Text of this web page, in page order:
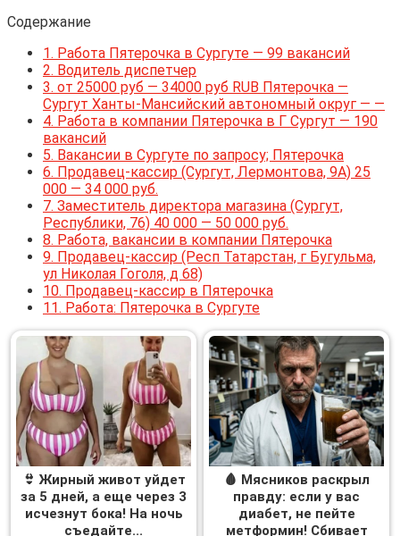
Содержание
1. Работа Пятерочка в Сургуте — 99 вакансий
2. Водитель диспетчер
3. от 25000 руб — 34000 руб RUB Пятерочка —
Сургут Ханты-Мансийский автономный округ — —
4. Работа в компании Пятерочка в Г Сургут — 190
вакансий
5. Вакансии в Сургуте по запросу; Пятерочка
6. Продавец-кассир (Сургут, Лермонтова, 9А) 25
000 — 34 000 руб.
7. Заместитель директора магазина (Сургут,
Республики, 76) 40 000 — 50 000 руб.
8. Работа, вакансии в компании Пятерочка
9. Продавец-кассир (Респ Татарстан, г Бугульма,
ул Николая Гоголя, д 68)
10. Продавец-кассир в Пятерочка
11. Работа: Пятерочка в Сургуте
👙 Жирный живот уйдет
за 5 дней, а еще через 3
исчезнут бока! На ночь
съедайте...
🩸 Мясников раскрыл
правду: если у вас
диабет, не пейте
метформин! Сбивает